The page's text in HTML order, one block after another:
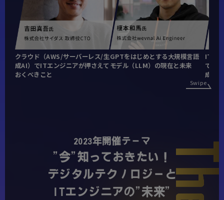
クラウド（AWS/サーバーレス/生
成AI）でITエンジニアが押さえて
おくべきこと
GPTをはじめとする大規模言語
モデル（LLM）の現在と未来
ITフ
てお
成」
Swipe
2023年開催テーマ
"今"知っておきたい！
デジタルテクノロジーと
ITエンジニアの"未来"